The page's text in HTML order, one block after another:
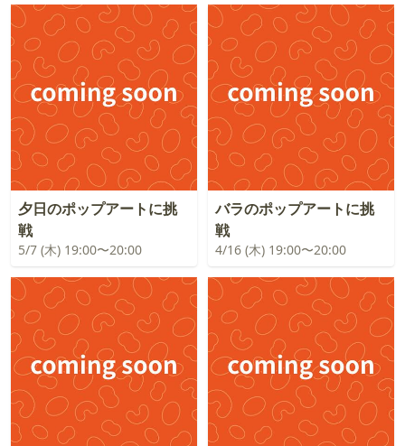
夕日のポップアートに挑
戦
5/7 (木) 19:00〜20:00
バラのポップアートに挑
戦
4/16 (木) 19:00〜20:00